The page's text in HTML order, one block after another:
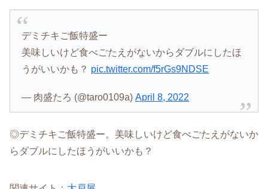
デミチキご飯特盛ー
美味しいけど食べごたえがないからダブルにしたほ
うがいいかも？ pic.twitter.com/f5rGs9NDSE
— 肉盛たろ (@taro0109a)April 8, 2022
◎デミチキご飯特盛ー。美味しいけど食べごたえがないか
らダブルにしたほうがいいかも？